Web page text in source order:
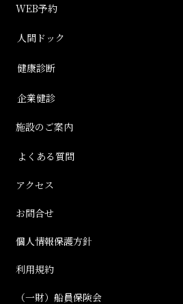
WEB予約
人間ドック
健康診断
企業健診
施設のご案内
よくある質問
アクセス
お問合せ
個人情報保護方針
利用規約
（一財）船員保険会